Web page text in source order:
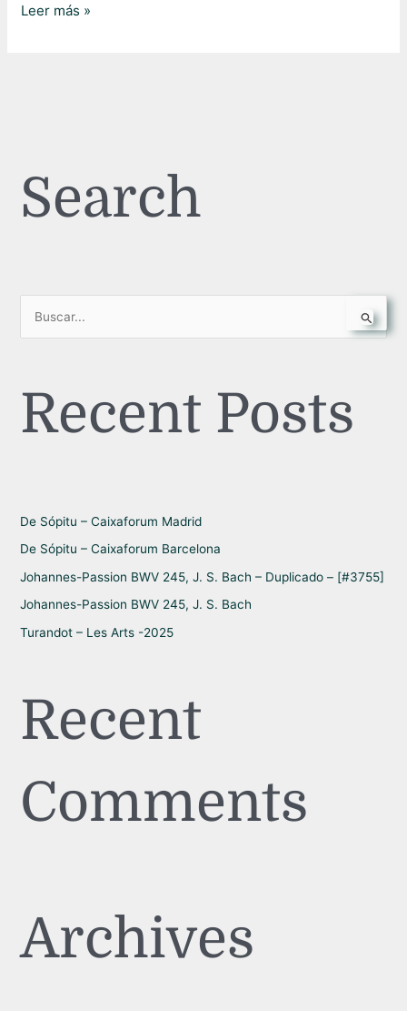
Leer más »
Search
c
r
:
Recent Posts
De Sópitu – Caixaforum Madrid
De Sópitu – Caixaforum Barcelona
Johannes-Passion BWV 245, J. S. Bach – Duplicado – [#3755]
Johannes-Passion BWV 245, J. S. Bach
Turandot – Les Arts -2025
Recent
Comments
Archives